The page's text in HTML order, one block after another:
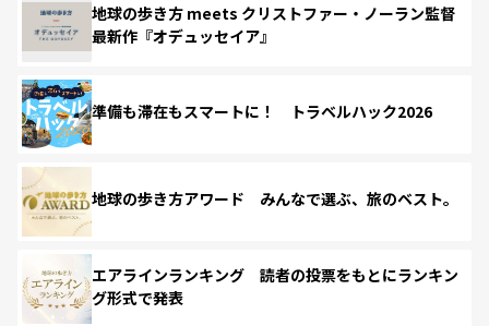
地球の歩き方 meets クリストファー・ノーラン監督
最新作『オデュッセイア』
準備も滞在もスマートに！ トラベルハック2026
地球の歩き方アワード みんなで選ぶ、旅のベスト。
エアラインランキング 読者の投票をもとにランキン
グ形式で発表